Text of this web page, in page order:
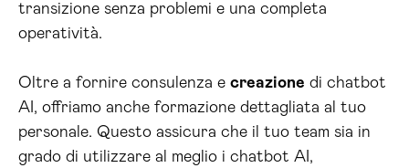
transizione senza problemi e una completa
operatività.
Oltre a fornire consulenza e creazione di chatbot
AI, offriamo anche formazione dettagliata al tuo
personale. Questo assicura che il tuo team sia in
grado di utilizzare al meglio i chatbot AI,